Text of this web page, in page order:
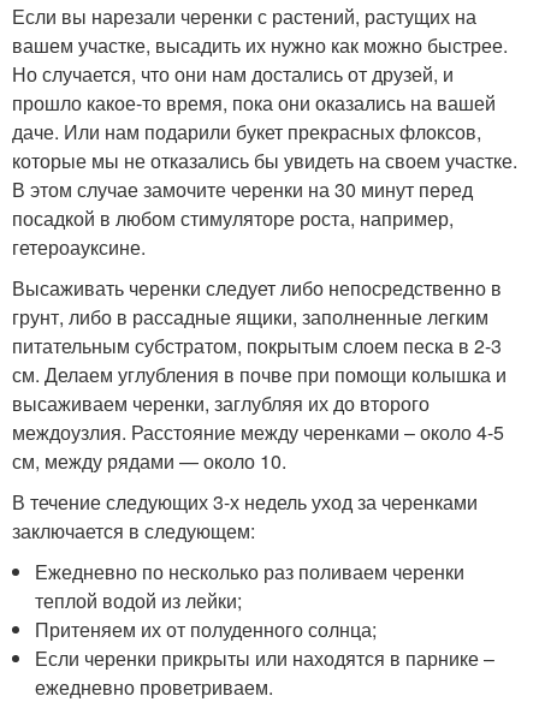
Если вы нарезали черенки с растений, растущих на
вашем участке, высадить их нужно как можно быстрее.
Но случается, что они нам достались от друзей, и
прошло какое-то время, пока они оказались на вашей
даче. Или нам подарили букет прекрасных флоксов,
которые мы не отказались бы увидеть на своем участке.
В этом случае замочите черенки на 30 минут перед
посадкой в любом стимуляторе роста, например,
гетероауксине.
Высаживать черенки следует либо непосредственно в
грунт, либо в рассадные ящики, заполненные легким
питательным субстратом, покрытым слоем песка в 2-3
см. Делаем углубления в почве при помощи колышка и
высаживаем черенки, заглубляя их до второго
междоузлия. Расстояние между черенками – около 4-5
см, между рядами — около 10.
В течение следующих 3-х недель уход за черенками
заключается в следующем:
Ежедневно по несколько раз поливаем черенки
теплой водой из лейки;
Притеняем их от полуденного солнца;
Если черенки прикрыты или находятся в парнике –
ежедневно проветриваем.